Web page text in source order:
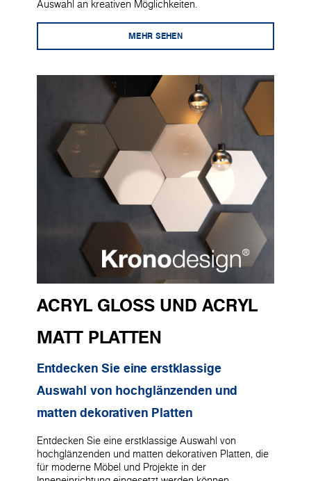
Auswahl an kreativen Möglichkeiten.
MEHR SEHEN
ACRYL GLOSS UND ACRYL
MATT PLATTEN
Entdecken Sie eine erstklassige
Auswahl von hochglänzenden und
matten dekorativen Platten
Entdecken Sie eine erstklassige Auswahl von
hochglänzenden und matten dekorativen Platten, die
für moderne Möbel und Projekte in der